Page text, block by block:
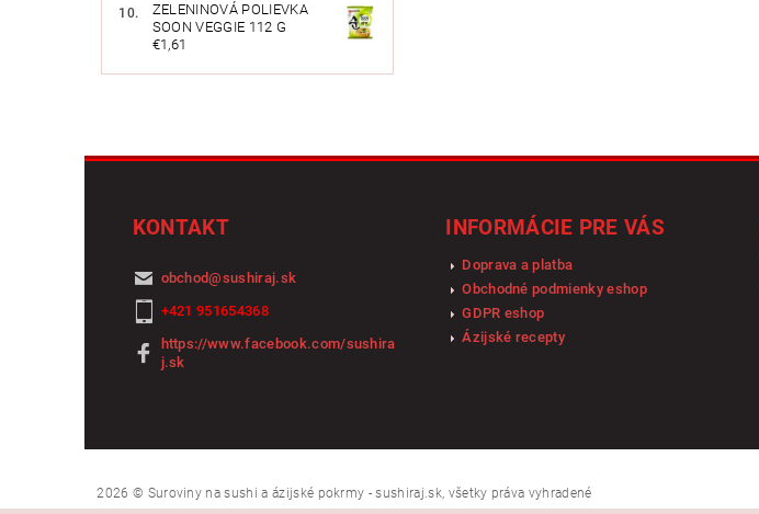
ZELENINOVÁ POLIEVKA
SOON VEGGIE 112 G
€1,61
KONTAKT
obchod@sushiraj.sk
+421 951654368
https://www.facebook.com/sushira
j.sk
INFORMÁCIE PRE VÁS
Doprava a platba
Obchodné podmienky eshop
GDPR eshop
Ázijské recepty
2026 © Suroviny na sushi a ázijské pokrmy - sushiraj.sk, všetky práva vyhradené